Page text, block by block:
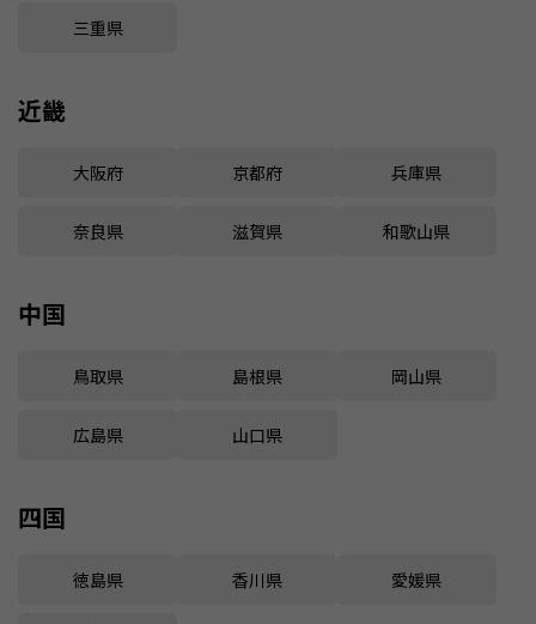
三重県
近畿
大阪府 京都府 兵庫県
奈良県 滋賀県 和歌山県
中国
鳥取県 島根県 岡山県
広島県 山口県
四国
徳島県 香川県 愛媛県